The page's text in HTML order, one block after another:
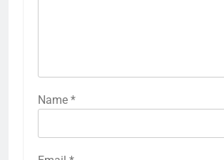
Name *